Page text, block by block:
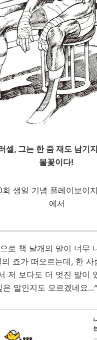
셀, 그는 한 줌 재도 남기
불꽃이다!
생일 기념 플레이보이
에서
로 책 날개의 말이 너무
죠가 떠오르는데, 한
저 보다도 더 멋진 말이
말인지도 모르겠네요